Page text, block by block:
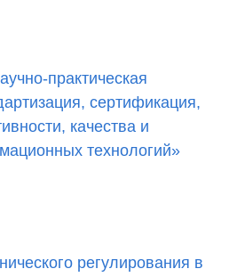
практическая
сертификация,
качества и
технологий»
регулирования в